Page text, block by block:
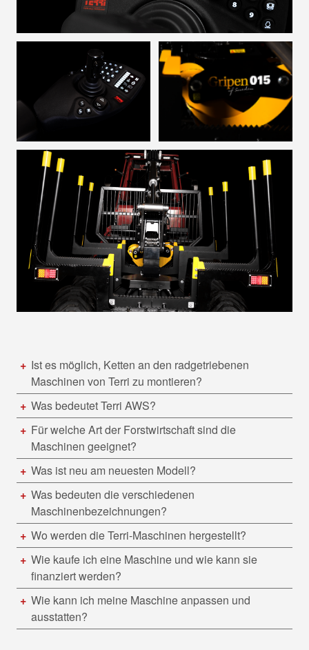
Ist es möglich, Ketten an den radgetriebenen
Maschinen von Terri zu montieren?
Was bedeutet Terri AWS?
Für welche Art der Forstwirtschaft sind die
Maschinen geeignet?
Was ist neu am neuesten Modell?
Was bedeuten die verschiedenen
Maschinenbezeichnungen?
Wo werden die Terri-Maschinen hergestellt?
Wie kaufe ich eine Maschine und wie kann sie
finanziert werden?
Wie kann ich meine Maschine anpassen und
ausstatten?